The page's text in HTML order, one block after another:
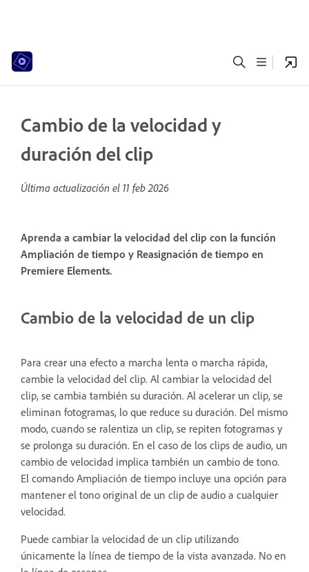
Cambio de la velocidad y
duración del clip
Última actualización el 11 feb 2026
Aprenda a cambiar la velocidad del clip con la función
Ampliación de tiempo y Reasignación de tiempo en
Premiere Elements.
Cambio de la velocidad de un clip
Para crear una efecto a marcha lenta o marcha rápida,
cambie la velocidad del clip. Al cambiar la velocidad del
clip, se cambia también su duración. Al acelerar un clip, se
eliminan fotogramas, lo que reduce su duración. Del mismo
modo, cuando se ralentiza un clip, se repiten fotogramas y
se prolonga su duración. En el caso de los clips de audio, un
cambio de velocidad implica también un cambio de tono.
El comando Ampliación de tiempo incluye una opción para
mantener el tono original de un clip de audio a cualquier
velocidad.
Puede cambiar la velocidad de un clip utilizando
únicamente la línea de tiempo de la vista avanzada. No en